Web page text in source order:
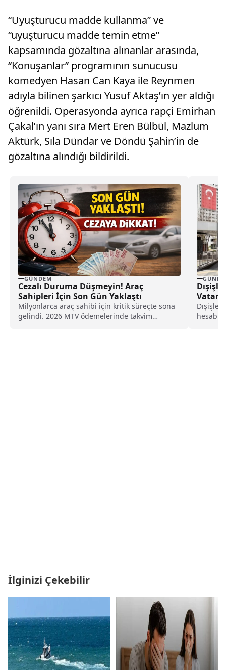
“Uyuşturucu madde kullanma” ve
“uyuşturucu madde temin etme”
kapsamında gözaltına alınanlar arasında,
“Konuşanlar” programının sunucusu
komedyen Hasan Can Kaya ile Reynmen
adıyla bilinen şarkıcı Yusuf Aktaş’ın yer aldığı
öğrenildi. Operasyonda ayrıca rapçi Emirhan
Çakal’ın yanı sıra Mert Eren Bülbül, Mazlum
Aktürk, Sıla Dündar ve Döndü Şahin’in de
gözaltına alındığı bildirildi.
GÜNDEM
Cezalı Duruma Düşmeyin! Araç
Sahipleri İçin Son Gün Yaklaştı
Milyonlarca araç sahibi için kritik süreçte sona
gelindi. 2026 MTV ödemelerinde takvim
İlginizi Çekebilir